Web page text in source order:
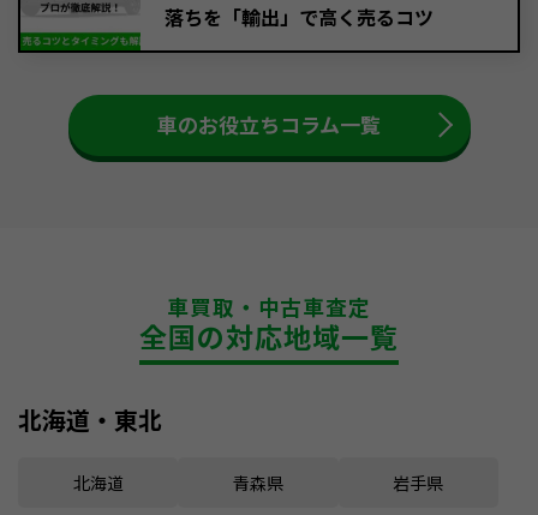
落ちを「輸出」で高く売るコツ
車のお役立ちコラム一覧
車買取・中古車査定
全国の対応地域一覧
北海道・東北
北海道 青森県 岩手県